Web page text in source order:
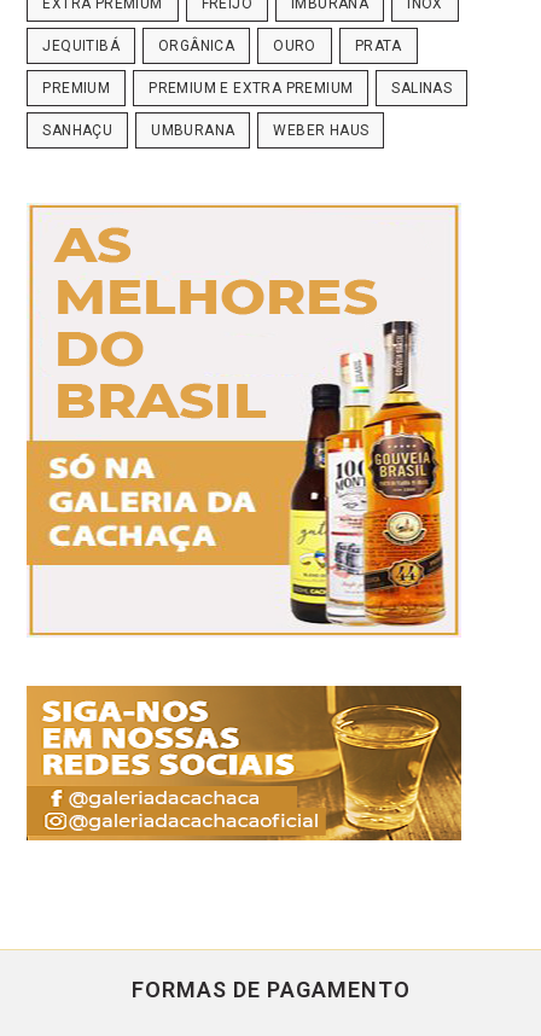
JEQUITIBÁ ORGÂNICA OURO PRATA
PREMIUM PREMIUM E EXTRA PREMIUM SALINAS
SANHAÇU UMBURANA WEBER HAUS
FORMAS DE PAGAMENTO